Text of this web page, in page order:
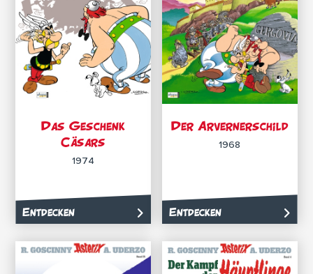
Das Geschenk
Cäsars
1974
Entdecken
Der Arvernerschild
1968
Entdecken